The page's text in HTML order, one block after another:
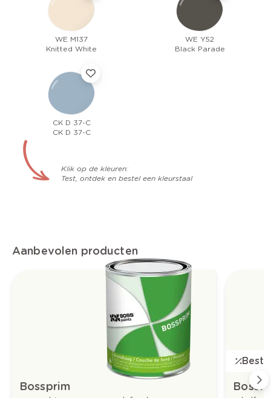
WE M137
Knitted White
WE Y52
Black Parade
CK D 37-C
CK D 37-C
Klik op de kleuren:
Test, ontdek en bestel een kleurstaal
Aanbevolen producten
Bossprim